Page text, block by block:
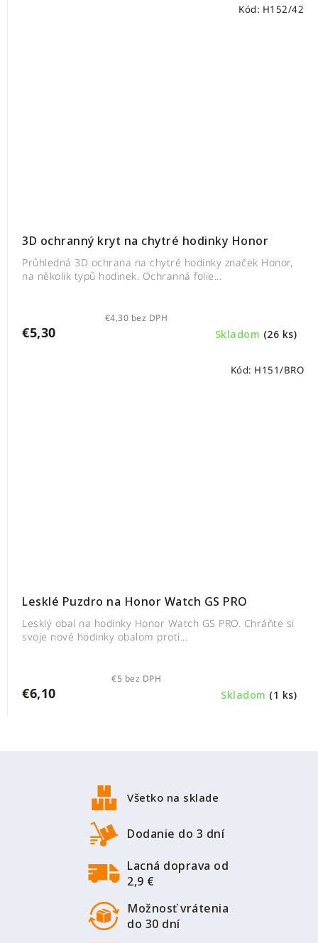
3D ochranný kryt na chytré hodinky Honor
Skladom (26 ks)
€4,30 bez DPH
€5,30
Průhledná 3D ochrana na chytré hodinky značek Honor,
na několik typů hodinek. Ochranná folie...
Kód: H152/42
Lesklé Puzdro na Honor Watch GS PRO
Skladom (1 ks)
€5 bez DPH
€6,10
Lesklý obal na hodinky Honor Watch GS PRO. Chráňte si
svoje nové hodinky obalom proti...
Kód: H151/BRO
Všetko na sklade
Dodanie do 3 dní
Lacná doprava od
2,9 €
Možnosť vrátenia
do 30 dní